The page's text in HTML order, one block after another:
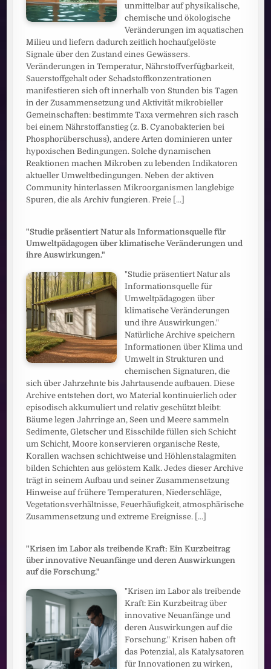
unmittelbar auf physikalische,
chemische und ökologische
Veränderungen im aquatischen
Milieu und liefern dadurch zeitlich hochaufgelöste
Signale über den Zustand eines Gewässers.
Veränderungen in Temperatur, Nährstoffverfügbarkeit,
Sauerstoffgehalt oder Schadstoffkonzentrationen
manifestieren sich oft innerhalb von Stunden bis Tagen
in der Zusammensetzung und Aktivität mikrobieller
Gemeinschaften: bestimmte Taxa vermehren sich rasch
bei einem Nährstoffanstieg (z. B. Cyanobakterien bei
Phosphorüberschuss), andere Arten dominieren unter
hypoxischen Bedingungen. Solche dynamischen
Reaktionen machen Mikroben zu lebenden Indikatoren
aktueller Umweltbedingungen. Neben der aktiven
Community hinterlassen Mikroorganismen langlebige
Spuren, die als Archiv fungieren. Freie [...]
"Studie präsentiert Natur als Informationsquelle für
Umweltpädagogen über klimatische Veränderungen und
ihre Auswirkungen."
"Studie präsentiert Natur als
Informationsquelle für
Umweltpädagogen über
klimatische Veränderungen
und ihre Auswirkungen."
Natürliche Archive speichern
Informationen über Klima und
Umwelt in Strukturen und
chemischen Signaturen, die
sich über Jahrzehnte bis Jahrtausende aufbauen. Diese
Archive entstehen dort, wo Material kontinuierlich oder
episodisch akkumuliert und relativ geschützt bleibt:
Bäume legen Jahrringe an, Seen und Meere sammeln
Sedimente, Gletscher und Eisschilde füllen sich Schicht
um Schicht, Moore konservieren organische Reste,
Korallen wachsen schichtweise und Höhlenstalagmiten
bilden Schichten aus gelöstem Kalk. Jedes dieser Archive
trägt in seinem Aufbau und seiner Zusammensetzung
Hinweise auf frühere Temperaturen, Niederschläge,
Vegetationsverhältnisse, Feuerhäufigkeit, atmosphärische
Zusammensetzung und extreme Ereignisse.
[...]
"Krisen im Labor als treibende Kraft: Ein Kurzbeitrag
über innovative Neuanfänge und deren Auswirkungen
auf die Forschung."
"Krisen im Labor als treibende
Kraft: Ein Kurzbeitrag über
innovative Neuanfänge und
deren Auswirkungen auf die
Forschung." Krisen haben oft
das Potenzial, als Katalysatoren
für Innovationen zu wirken,